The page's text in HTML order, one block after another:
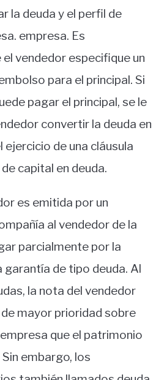
la deuda y el perfil de
empresa. Es
vendedor especifique un
para el principal. Si
pagar el principal, se le
convertir la deuda en
de una cláusula
capital en deuda.
es emitida por un
al vendedor de la
parcialmente por la
garantía de tipo deuda. Al
la nota del vendedor
mayor prioridad sobre
que el patrimonio
embargo, los